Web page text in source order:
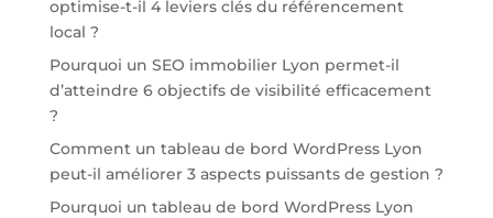
optimise-t-il 4 leviers clés du référencement
local ?
Pourquoi un SEO immobilier Lyon permet-il
d’atteindre 6 objectifs de visibilité efficacement
?
Comment un tableau de bord WordPress Lyon
peut-il améliorer 3 aspects puissants de gestion ?
Pourquoi un tableau de bord WordPress Lyon